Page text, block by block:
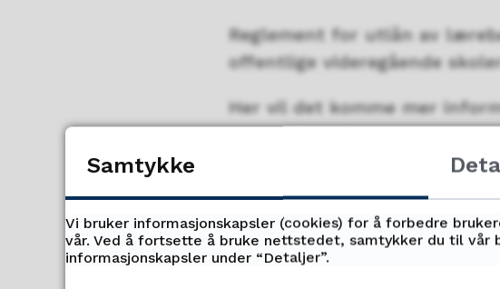
Reglement for utlån av
offentlige videregående
Her vil det komme mer
Samtykke
Vi bruker informasjonskapsler (cookies) for å forbedre
vår. Ved å fortsette å bruke nettstedet, samtykker du til vår
informasjonskapsler under “Detaljer”.